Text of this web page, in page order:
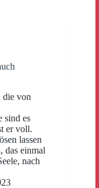
die von
sind es
er voll.
lassen
das einmal
nach